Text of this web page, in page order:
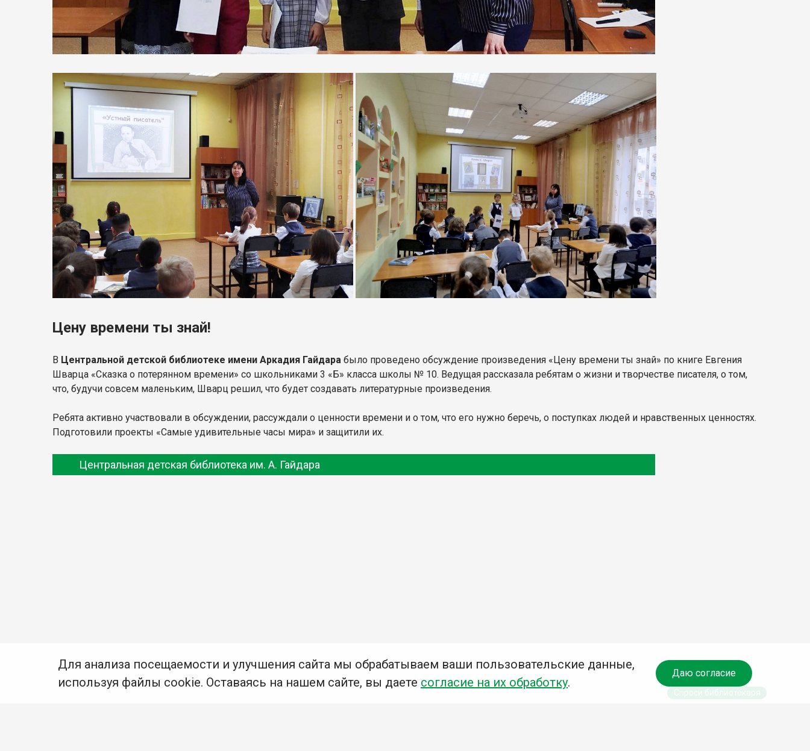
Цену времени ты знай!
В Центральной детской библиотеке имени Аркадия Гайдара было проведено обсуждение произведения «Цену времени ты знай» по книге Евгения
Шварца «Сказка о потерянном времени» со школьниками 3 «Б» класса школы № 10. Ведущая рассказала ребятам о жизни и творчестве писателя, о том,
что, будучи совсем маленьким, Шварц решил, что будет создавать литературные произведения.
Ребята активно участвовали в обсуждении, рассуждали о ценности времени и о том, что его нужно беречь, о поступках людей и нравственных ценностях.
Подготовили проекты «Самые удивительные часы мира» и защитили их.
Центральная детская библиотека им. А. Гайдара
Для анализа посещаемости и улучшения сайта мы обрабатываем ваши пользовательские данные,
используя файлы cookie. Оставаясь на нашем сайте, вы даете согласие на их обработку.
Даю согласие
Спроси библиотекаря